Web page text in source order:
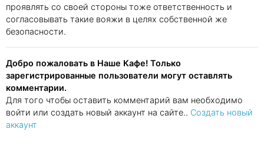
проявлять со своей стороны тоже ответственность и
согласовывать такие вояжи в целях собственной же
безопасности.
Добро пожаловать в Наше Кафе! Только
зарегистрированные пользователи могут оставлять
комментарии.
Для того чтобы оставить комментарий вам необходимо
войти или создать новый аккаунт на сайте.. Создать новый
аккаунт